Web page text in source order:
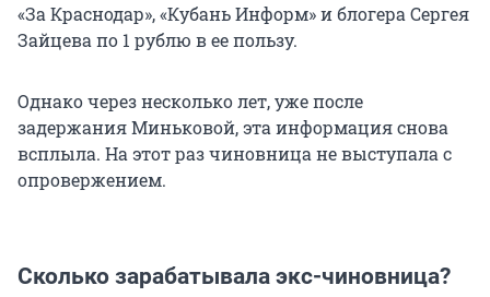
«За Краснодар», «Кубань Информ» и блогера Сергея
Зайцева по 1 рублю в ее пользу.
Однако через несколько лет, уже после
задержания Миньковой, эта информация снова
всплыла. На этот раз чиновница не выступала с
опровержением.
Сколько зарабатывала экс-чиновница?